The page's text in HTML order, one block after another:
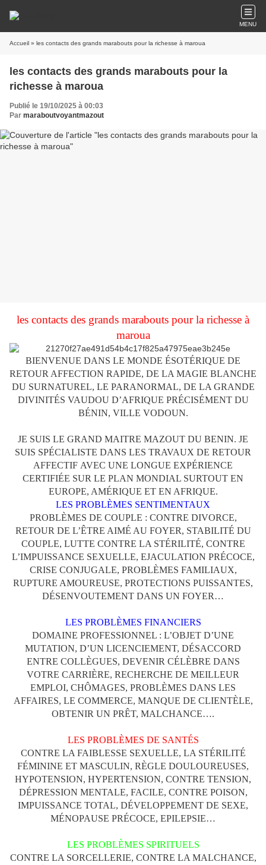
MENU
Accueil » les contacts des grands marabouts pour la richesse à maroua
les contacts des grands marabouts pour la
richesse à maroua
Publié le 19/10/2025 à 00:03
Par maraboutvoyantmazout
les contacts des grands marabouts pour la richesse à
maroua
BIENVENUE DANS LE MONDE ÉSOTÉRIQUE DE
RETOUR AFFECTION RAPIDE, DE LA MAGIE BLANCHE
DU SURNATUREL, LE PARANORMAL, DE LA GRANDE
DIVINITÉS VAUDOU D’AFRIQUE PRÉCISÉMENT DU
BÉNIN, VILLE VODOUN.
JE SUIS LE GRAND MAITRE MAZOUT DU BENIN. JE
SUIS SPÉCIALISTE DANS LES TRAVAUX DE RETOUR
AFFECTIF AVEC UNE LONGUE EXPÉRIENCE
CERTIFIÉE SUR LE PLAN MONDIAL SURTOUT EN
EUROPE, AMÉRIQUE ET EN AFRIQUE.
LES PROBLÈMES SENTIMENTAUX​
PROBLÈMES DE COUPLE : CONTRE DIVORCE,
RETOUR DE L’ÊTRE AIMÉ AU FOYER, STABILITÉ DU
COUPLE, LUTTE CONTRE LA STÉRILITÉ, CONTRE
L’IMPUISSANCE SEXUELLE, EJACULATION PRÉCOCE,
CRISE CONJUGALE, PROBLÈMES FAMILIAUX,
RUPTURE AMOUREUSE, PROTECTIONS PUISSANTES,
DÉSENVOUTEMENT DANS UN FOYER…
LES PROBLÈMES FINANCIERS
DOMAINE PROFESSIONNEL : L’OBJET D’UNE
MUTATION, D’UN LICENCIEMENT, DÉSACCORD
ENTRE COLLÈGUES, DEVENIR CÉLÈBRE DANS
VOTRE CARRIÈRE, RECHERCHE DE MEILLEUR
EMPLOI, CHÔMAGES, PROBLÈMES DANS LES
AFFAIRES, LE COMMERCE, MANQUE DE CLIENTÈLE,
OBTENIR UN PRÊT, MALCHANCE….
LES PROBLÈMES DE SANTÉS
CONTRE LA FAIBLESSE SEXUELLE, LA STÉRILITÉ
FÉMININE ET MASCULIN, RÈGLE DOULOUREUSES,
HYPOTENSION, HYPERTENSION, CONTRE TENSION,
DÉPRESSION MENTALE, FACILE, CONTRE POISON,
IMPUISSANCE TOTAL, DÉVELOPPEMENT DE SEXE,
MÉNOPAUSE PRÉCOCE, EPILEPSIE…
LES PROBLÈMES SPIRITUELS
CONTRE LA SORCELLERIE, CONTRE LA MALCHANCE,